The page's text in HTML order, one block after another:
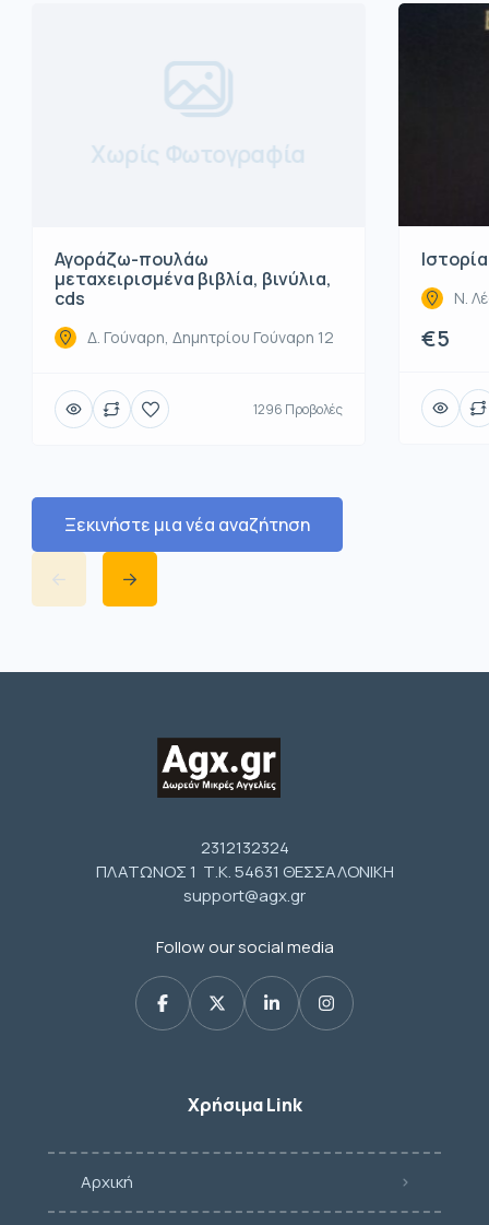
Χωρίς Φωτογραφία
Αγοράζω-πουλάω
μεταχειρισμένα βιβλία, βινύλια,
cds
Δ. Γούναρη, Δημητρίου Γούναρη 12
1296 Προβολές
Ν.
€5
Ξεκινήστε μια νέα αναζήτηση
2312132324
ΠΛΑΤΩΝΟΣ 1 Τ.Κ. 54631 ΘΕΣΣΑΛΟΝΙΚΗ
support@agx.gr
Follow our social media
Χρήσιμα Link
Αρχική